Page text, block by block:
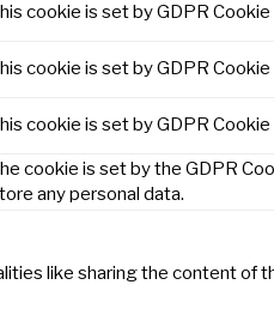
cookie is set by GDPR
cookie is set by GDPR
cookie is set by GDPR
cookie is set by the GDPR
any personal data.
like sharing the content